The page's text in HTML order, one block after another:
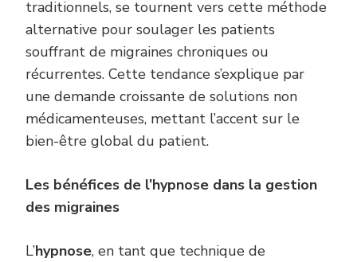
traditionnels, se tournent vers cette méthode
alternative pour soulager les patients
souffrant de migraines chroniques ou
récurrentes. Cette tendance s’explique par
une demande croissante de solutions non
médicamenteuses, mettant l’accent sur le
bien-être global du patient.
Les bénéfices de l’hypnose dans la gestion
des migraines
L’hypnose, en tant que technique de